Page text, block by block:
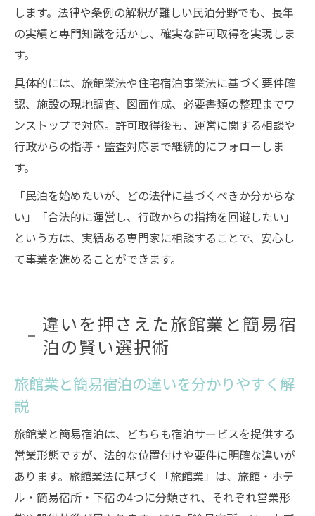
します。法律や条例の解釈が難しい民泊分野でも、長年
の実績と専門知識を活かし、確実な許可取得を実現しま
す。
具体的には、旅館業法や住宅宿泊事業法に基づく要件確
認、施設の現地調査、図面作成、必要書類の整理までワ
ンストップで対応。許可取得後も、運営に関する相談や
行政からの指導・監査対応まで継続的にフォローしま
す。
「民泊を始めたいが、どの法律に基づくべきか分からな
い」「合法的に運営し、行政からの指摘を回避したい」
という方は、実績ある専門家に相談することで、安心し
て事業を進めることができます。
違いを押さえた旅館業と簡易宿
泊の賢い選択術
旅館業と簡易宿泊の違いを分かりやすく解
説
旅館業と簡易宿泊は、どちらも宿泊サービスを提供する
営業形態ですが、法的な位置付けや要件に明確な違いが
あります。旅館業法に基づく「旅館業」は、旅館・ホテ
ル・簡易宿所・下宿の4つに分類され、それぞれ営業形